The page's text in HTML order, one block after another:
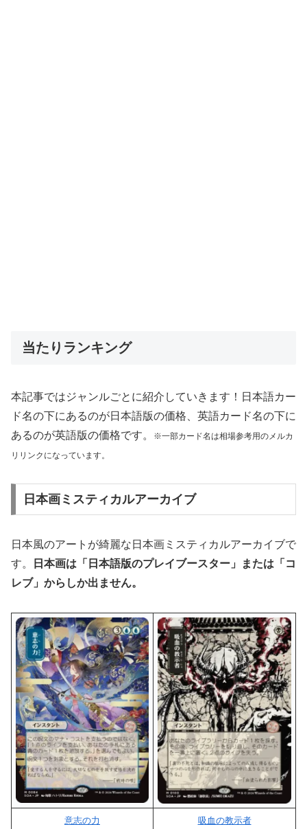
当たりランキング
本記事ではジャンルごとに紹介していきます！日本語カー
ド名の下にあるのが日本語版の価格、英語カード名の下に
あるのが英語版の価格です。
※一部カード名は相場参考用のメルカ
リリンクになっています。
日本画ミスティカルアーカイブ
日本風のアートが綺麗な日本画ミスティカルアーカイブで
す。
日本画は「日本語版のプレイブースター」または「コ
レブ」からしか出ません。
意志の力 吸血の教示者